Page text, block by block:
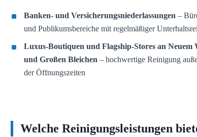
Banken- und Versicherungsniederlassungen –
und Publikumsbereiche mit regelmäßiger
Luxus-Boutiquen und Flagship-Stores an Neuem
und Großen Bleichen – hochwertige Reinigung
der Öffnungszeiten
Welche Reinigungsleistungen